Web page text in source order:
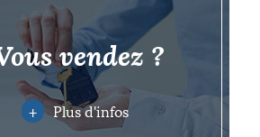
vous vendez ?
Plus d'infos
+